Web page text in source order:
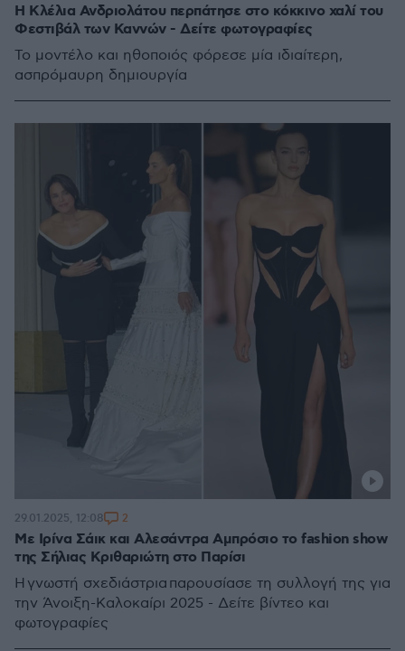
Η Κλέλια Ανδριολάτου περπάτησε στο κόκκινο χαλί του
Φεστιβάλ των Καννών - Δείτε φωτογραφίες
Το μοντέλο και ηθοποιός φόρεσε μία ιδιαίτερη,
ασπρόμαυρη δημιουργία
Με Ιρίνα Σάικ και Αλεσάντρα Αμπρόσιο το fashion show
της Σήλιας Κριθαριώτη στο Παρίσι
Η γνωστή σχεδιάστρια παρουσίασε τη συλλογή της για
την Άνοιξη-Καλοκαίρι 2025 - Δείτε βίντεο και
φωτογραφίες
29.01.2025, 12:08 2